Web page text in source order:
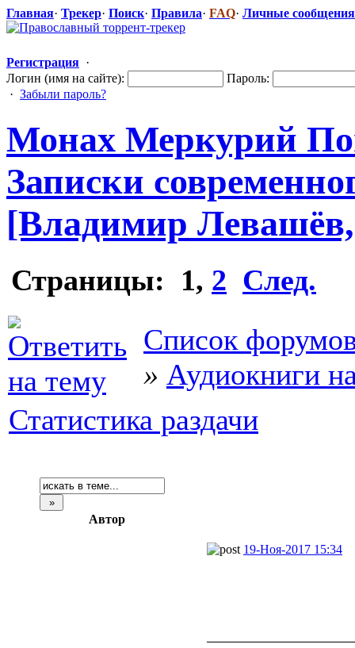
Главная· Трекер· Поиск· Правила· FAQ· Личные сообщения
Регистрация ·
Логин (имя на сайте):
Пароль:
· Забыли пароль?
Монах Меркурий
Записки
[Владимир
Страницы: 1, 2 След.
Список
» Аудиокниги
Статистика раздачи
Автор
19-Ноя-2017 15:34